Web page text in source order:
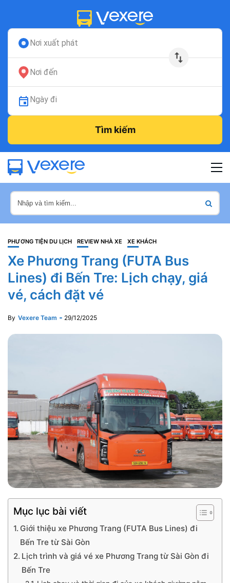
Nơi xuất phát
Nơi đến
Ngày đi
Tìm kiếm
PHƯƠNG TIỆN DU LỊCH REVIEW NHÀ XE XE KHÁCH
Xe Phương Trang (FUTA Bus
Lines) đi Bến Tre: Lịch chạy, giá
vé, cách đặt vé
By Vexere Team 29/12/2025
Mục lục bài viết
Giới thiệu xe Phương Trang (FUTA Bus Lines) đi
Bến Tre từ Sài Gòn
Lịch trình và giá vé xe Phương Trang từ Sài Gòn đi
Bến Tre